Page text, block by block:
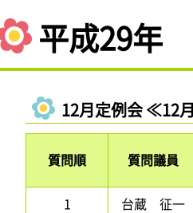
平成29年
12月定例会 ≪12
質問順 質問議員
1
台蔵 征一